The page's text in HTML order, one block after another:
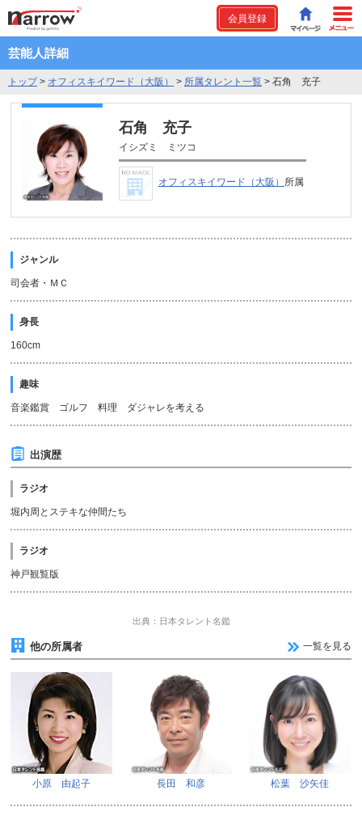
会員登録
芸能人詳細
トップ> オフィスキイワード（大阪） > 所属タレント一覧 > 石角 充子
石角 充子
イシズミ ミツコ
オフィスキイワード（大阪） 所属
ジャンル
司会者・ＭＣ
身長
160cm
趣味
音楽鑑賞 ゴルフ 料理 ダジャレを考える
出演歴
ラジオ
堀内周とステキな仲間たち
ラジオ
神戸観覧版
出典：日本タレント名鑑
他の所属者 一覧を見る
小原 由起子 長田 和彦 松葉 沙矢佳